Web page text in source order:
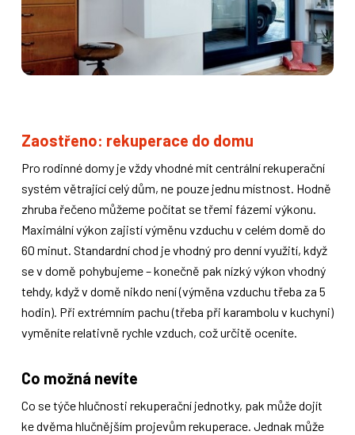
Zaostřeno: rekuperace do domu
Pro rodinné domy je vždy vhodné mít centrální rekuperační
systém větrající celý dům, ne pouze jednu místnost. Hodně
zhruba řečeno můžeme počítat se třemi fázemi výkonu.
Maximální výkon zajistí výměnu vzduchu v celém domě do
60 minut. Standardní chod je vhodný pro denní využití, když
se v domě pohybujeme – konečně pak nízký výkon vhodný
tehdy, když v domě nikdo není (výměna vzduchu třeba za 5
hodin). Při extrémním pachu (třeba při karambolu v kuchyni)
vyměníte relativně rychle vzduch, což určitě oceníte.
Co možná nevíte
Co se týče hlučnosti rekuperační jednotky, pak může dojít
ke dvěma hlučnějším projevům rekuperace. Jednak může